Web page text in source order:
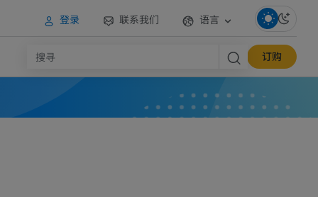
登录 联系我们 语言
订购